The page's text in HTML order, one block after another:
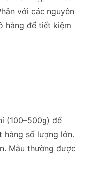
với các nguyên
hàng để tiết kiệm
(100–500g) để
hàng số lượng lớn.
Mẫu thường được